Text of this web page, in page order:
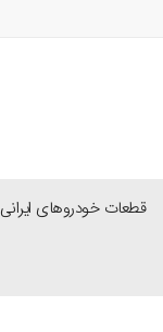
قطعات خودروهای ایرانی